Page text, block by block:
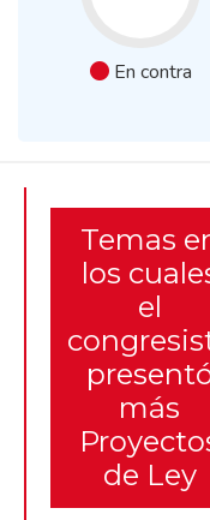
En contra
Temas
los
el
más
de Ley